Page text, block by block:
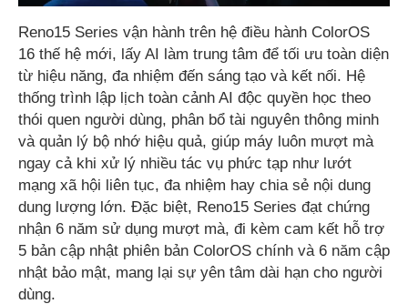
Reno15 Series vận hành trên hệ điều hành ColorOS
16 thế hệ mới, lấy AI làm trung tâm để tối ưu toàn diện
từ hiệu năng, đa nhiệm đến sáng tạo và kết nối. Hệ
thống trình lập lịch toàn cảnh AI độc quyền học theo
thói quen người dùng, phân bổ tài nguyên thông minh
và quản lý bộ nhớ hiệu quả, giúp máy luôn mượt mà
ngay cả khi xử lý nhiều tác vụ phức tạp như lướt
mạng xã hội liên tục, đa nhiệm hay chia sẻ nội dung
dung lượng lớn. Đặc biệt, Reno15 Series đạt chứng
nhận 6 năm sử dụng mượt mà, đi kèm cam kết hỗ trợ
5 bản cập nhật phiên bản ColorOS chính và 6 năm cập
nhật bảo mật, mang lại sự yên tâm dài hạn cho người
dùng.